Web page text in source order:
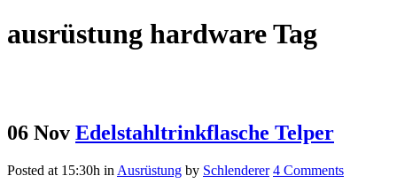
ausrüstung hardware Tag
06 Nov Edelstahltrinkflasche Telper
Posted at 15:30h in Ausrüstung by Schlenderer 4 Comments